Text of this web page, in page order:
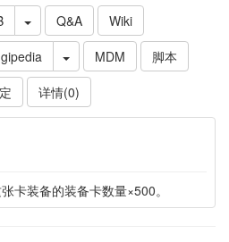
Q&A
Wiki
MDM
脚本
详情(0)
卡装备的装备卡数量×500。